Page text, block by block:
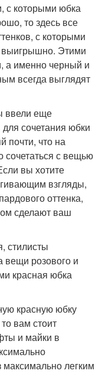
с которыми юбка
то здесь все
с которыми
выигрышно. Этими
а именно черный и
всегда выглядят
ввели еще
сочетания юбки
почти, что на
с вещью
вы хотите
взгляды,
оттенка,
сделают ваш
стилисты
вещи розового и
красная юбка
красную юбку
вам стоит
и майки в
легким